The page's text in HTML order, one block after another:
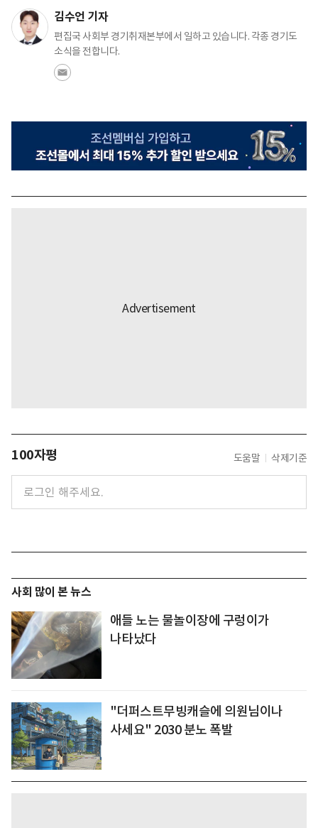
김수언 기자
편집국 사회부 경기취재본부에서 일하고 있습니다. 각종 경기도
소식을 전합니다.
100자평 도움말 삭제기준
사회 많이 본 뉴스
애들 노는 물놀이장에 구렁이가
나타났다
"더퍼스트무빙캐슬에 의원님이나
사세요" 2030 분노 폭발